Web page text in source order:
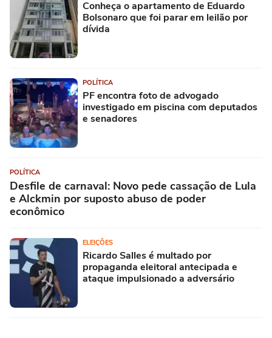
Conheça o apartamento de Eduardo
Bolsonaro que foi parar em leilão por
dívida
POLÍTICA
PF encontra foto de advogado
investigado em piscina com deputados
e senadores
POLÍTICA
Desfile de carnaval: Novo pede cassação de Lula
e Alckmin por suposto abuso de poder
econômico
ELEIÇÕES
Ricardo Salles é multado por
propaganda eleitoral antecipada e
ataque impulsionado a adversário